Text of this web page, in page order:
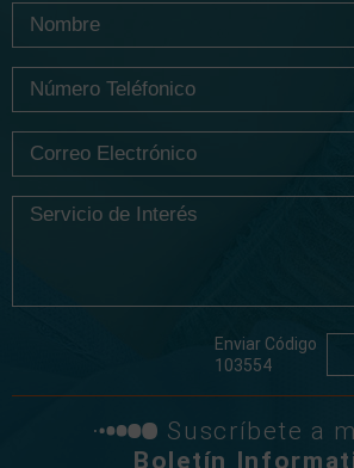
Enviar Código
103554
Suscríbete a
Boletín